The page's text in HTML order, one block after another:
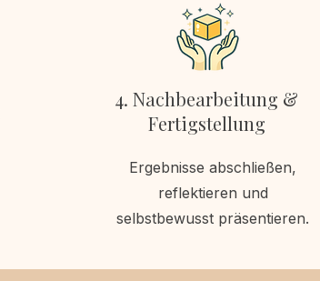
4. Nachbearbeitung &
Fertigstellung
Ergebnisse abschließen,
reflektieren und
selbstbewusst präsentieren.